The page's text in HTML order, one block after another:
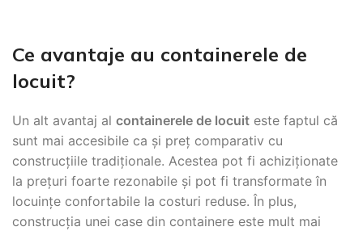
Ce avantaje au containerele de
locuit?
Un alt avantaj al containerele de locuit este faptul că
sunt mai accesibile ca și preț comparativ cu
construcțiile tradiționale. Acestea pot fi achiziționate
la prețuri foarte rezonabile și pot fi transformate în
locuințe confortabile la costuri reduse. În plus,
construcția unei case din containere este mult mai